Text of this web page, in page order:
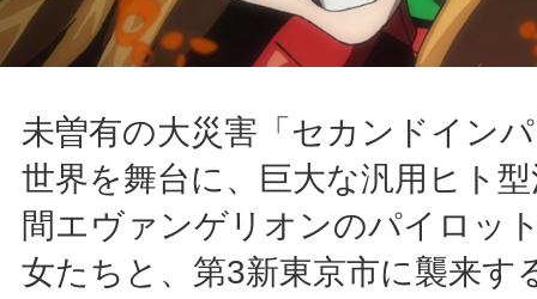
未曽有の大災害「セカンドイン
世界を舞台に、巨大な汎用ヒト
間エヴァンゲリオンのパイロッ
女たちと、第3新東京市に襲来す